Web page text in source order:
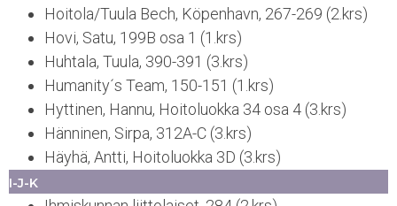
Hoitola/Tuula Bech, Köpenhavn, 267-269 (2.krs)
Hovi, Satu, 199B osa 1 (1.krs)
Huhtala, Tuula, 390-391 (3.krs)
Humanity´s Team, 150-151 (1.krs)
Hyttinen, Hannu, Hoitoluokka 34 osa 4 (3.krs)
Hänninen, Sirpa, 312A-C (3.krs)
Häyhä, Antti, Hoitoluokka 3D (3.krs)
I-J-K